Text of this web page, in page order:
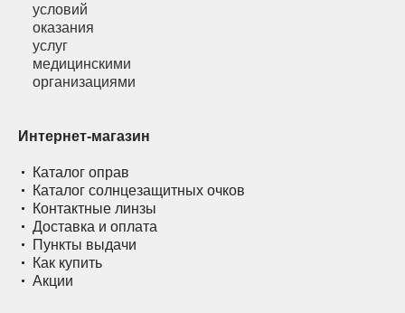
Интернет-магазин
Каталог оправ
Каталог солнцезащитных очков
Контактные линзы
Доставка и оплата
Пункты выдачи
Как купить
Акции